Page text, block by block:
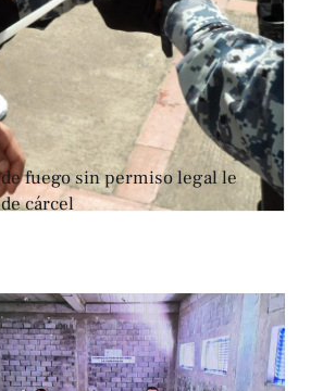
fuego sin permiso legal le
cárcel